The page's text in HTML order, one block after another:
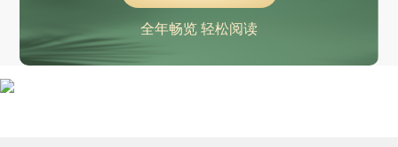
全年畅览 轻松阅读